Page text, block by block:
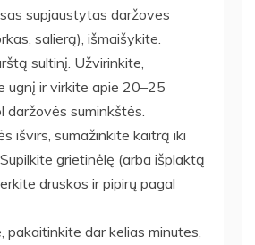
supjaustytas daržoves
salierą), išmaišykite.
sultinį. Užvirinkite,
ugnį ir virkite apie 20–25
daržovės suminkštės.
išvirs, sumažinkite kaitrą iki
grietinėlę (arba išplaktą
druskos ir pipirų pagal
pakaitinkite dar kelias minutes,